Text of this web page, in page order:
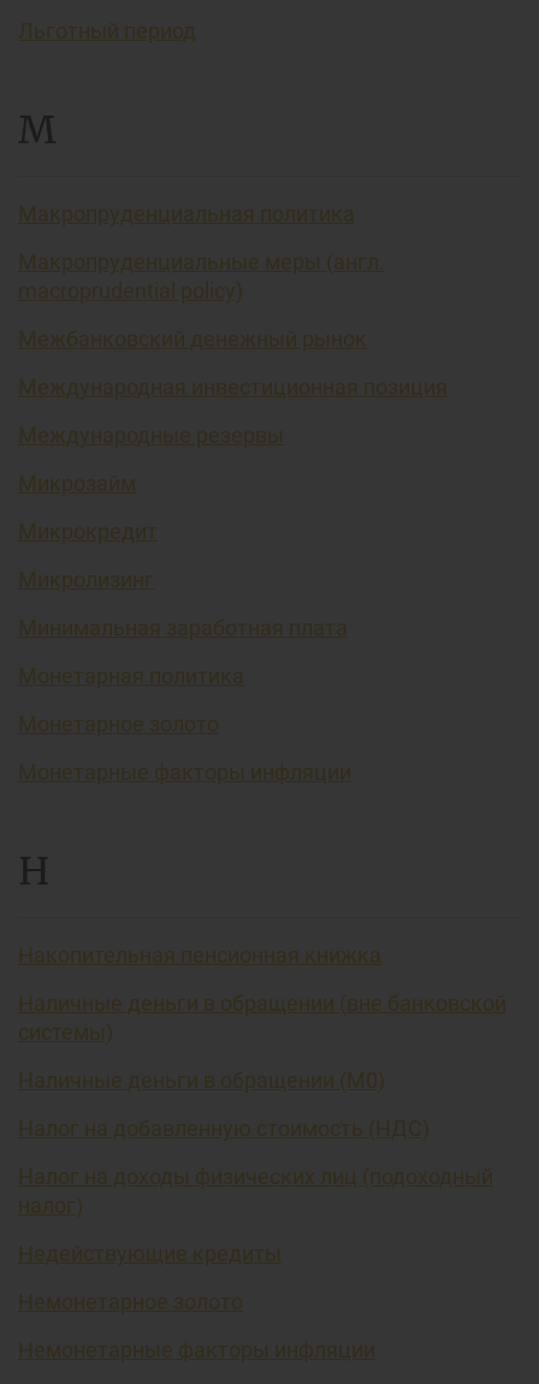
Льготный период
М
Макропруденциальная политика
Макропруденциальные меры (англ.
macroprudential policy)
Межбанковский денежный рынок
Международная инвестиционная позиция
Международные резервы
Микрозайм
Микрокредит
Микролизинг
Минимальная заработная плата
Монетарная политика
Монетарное золото
Монетарные факторы инфляции
Н
Накопительная пенсионная книжка
Наличные деньги в обращении (вне банковской
системы)
Наличные деньги в обращении (М0)
Налог на добавленную стоимость (НДС)
Налог на доходы физических лиц (подоходный
налог)
Недействующие кредиты
Немонетарное золото
Немонетарные факторы инфляции